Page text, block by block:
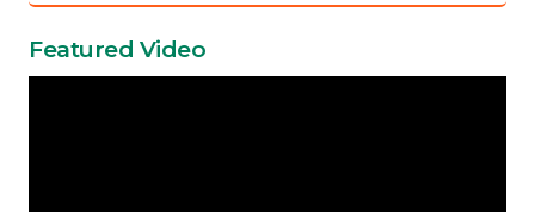
Featured Video